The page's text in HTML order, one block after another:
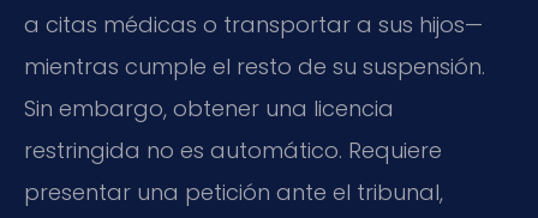
a citas médicas o transportar a sus hijos—
mientras cumple el resto de su suspensión.
Sin embargo, obtener una licencia
restringida no es automático. Requiere
presentar una petición ante el tribunal,